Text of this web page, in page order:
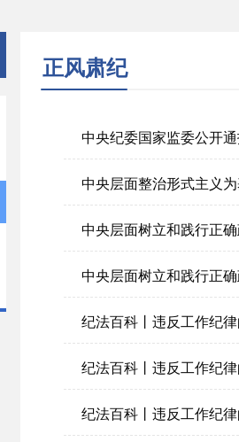
正风肃纪
中央纪委国家监委公开
纪法百科丨违反工作纪
纪法百科丨违反工作纪
纪法百科丨违反工作纪